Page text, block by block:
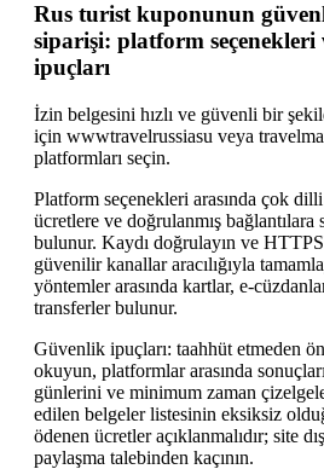
Rus turist kuponunun
siparişi: platform seçenekleri
ipuçları
İzin belgesini hızlı ve güvenli bir
için wwwtravelrussiasu veya
platformları seçin.
Platform seçenekleri arasında çok
ücretlere ve doğrulanmış bağlantılara
bulunur. Kaydı doğrulayın ve
güvenilir kanallar aracılığıyla
yöntemler arasında kartlar, e-
transferler bulunur.
Güvenlik ipuçları: taahhüt etmeden
okuyun, platformlar arasında
günlerini ve minimum zaman
edilen belgeler listesinin eksiksiz
ödenen ücretler açıklanmalıdır; site
paylaşma talebinden kaçının.